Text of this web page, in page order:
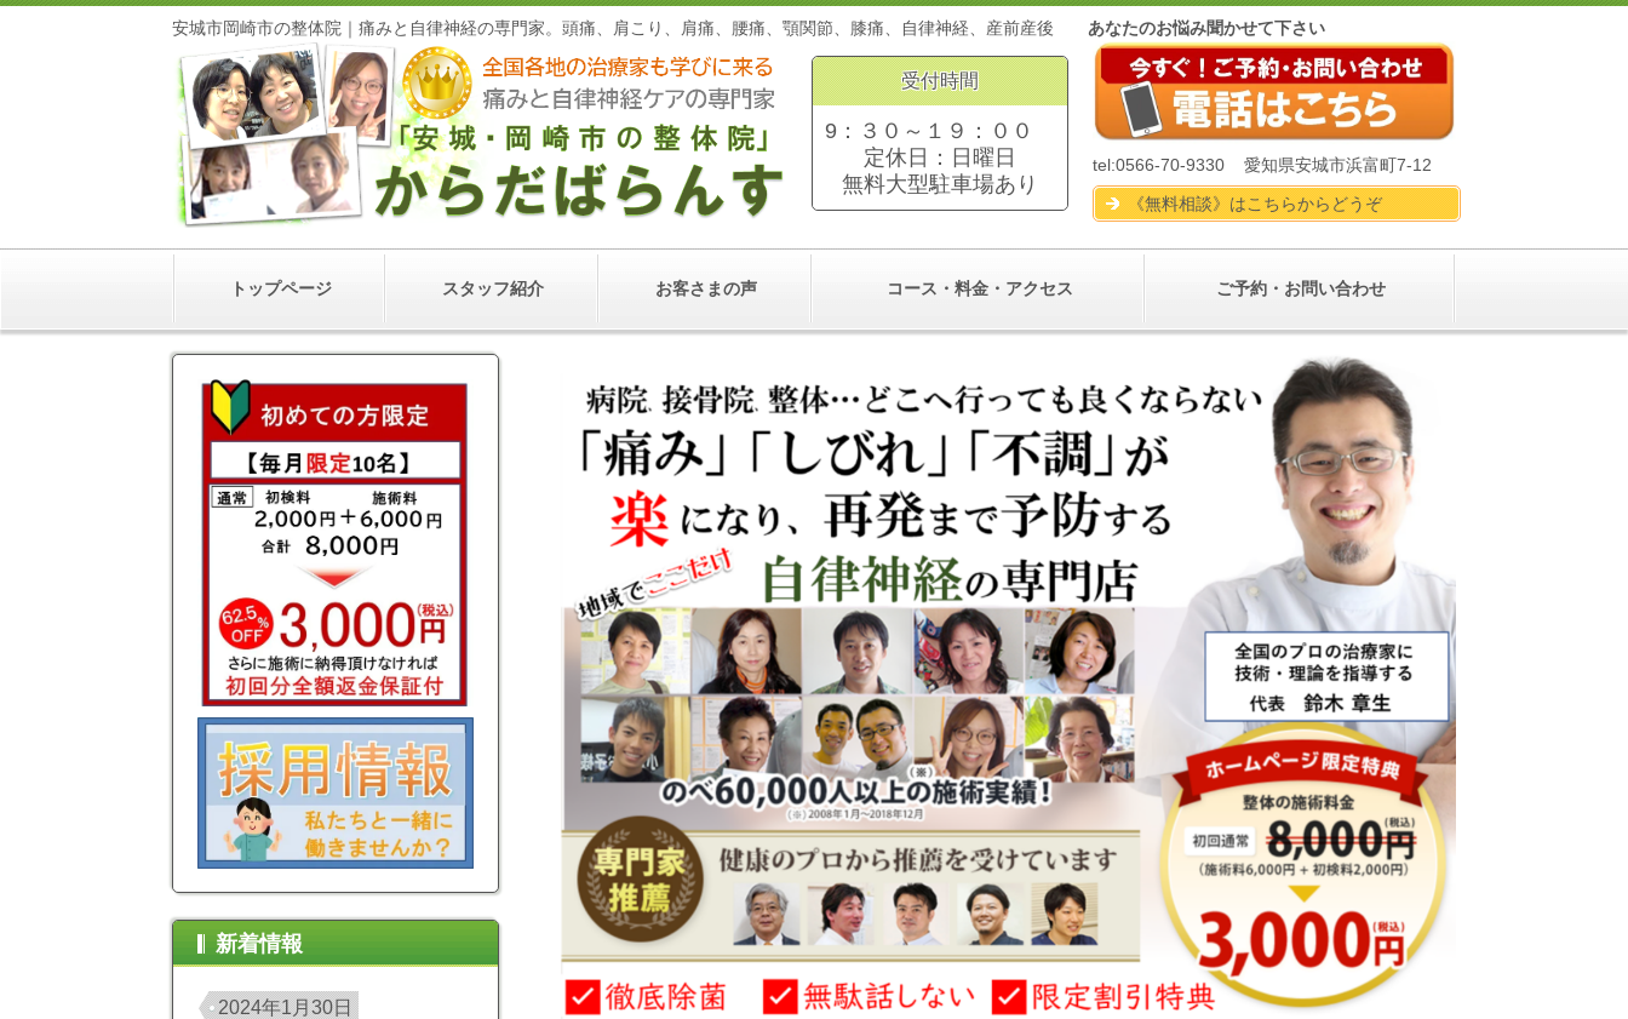
安城市岡崎市の整体院｜痛みと自律神経の専門家。頭痛、肩こり、肩痛、腰痛、顎関節、膝痛、自律神経、産前産後 あなたのお悩み聞かせて下さい
受付時間
9：３０～１９：００
定休日：日曜日
無料大型駐車場あり
tel:0566-70-9330 愛知県安城市浜富町7-12
《無料相談》はこちらからどうぞ
トップページ スタッフ紹介 お客さまの声 コース・料金・アクセス ご予約・お問い合わせ
新着情報
2024年1月30日